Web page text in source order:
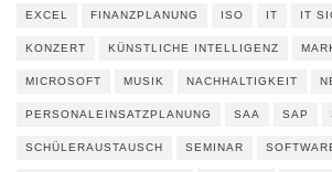
EXCEL FINANZPLANUNG ISO IT IT
KONZERT KÜNSTLICHE INTELLIGENZ
MICROSOFT MUSIK NACHHALTIGKEIT
PERSONALEINSATZPLANUNG SAA SAP
SCHÜLERAUSTAUSCH SEMINAR